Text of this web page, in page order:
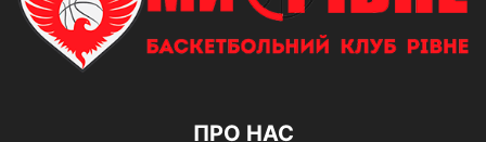
ПРО НАС